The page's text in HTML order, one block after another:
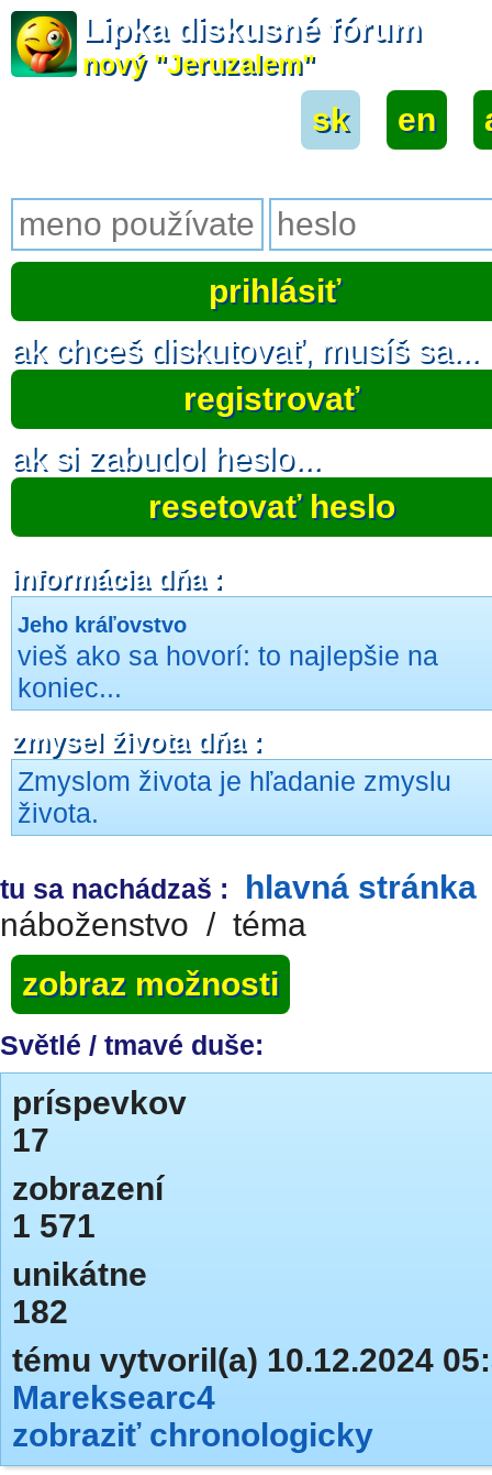
Lipka diskusné fórum
nový "Jeruzalem"
sk en
ak chceš diskutovať, musíš sa...
registrovať
ak si zabudol heslo...
resetovať heslo
informácia dňa :
Jeho kráľovstvo
vieš ako sa hovorí: to najlepšie na
koniec...
zmysel života dňa :
Zmyslom života je hľadanie zmyslu
života.
tu sa nachádzaš : hlavná stránka
náboženstvo / téma
zobraz možnosti
Světlé / tmavé duše:
príspevkov
17
zobrazení
1 571
unikátne
182
tému vytvoril(a) 10.12.2024
Mareksearc4
zobraziť chronologicky